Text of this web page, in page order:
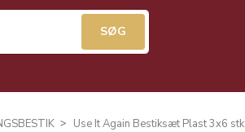
Use It Again Bestiksæt Plast 3x6 stk